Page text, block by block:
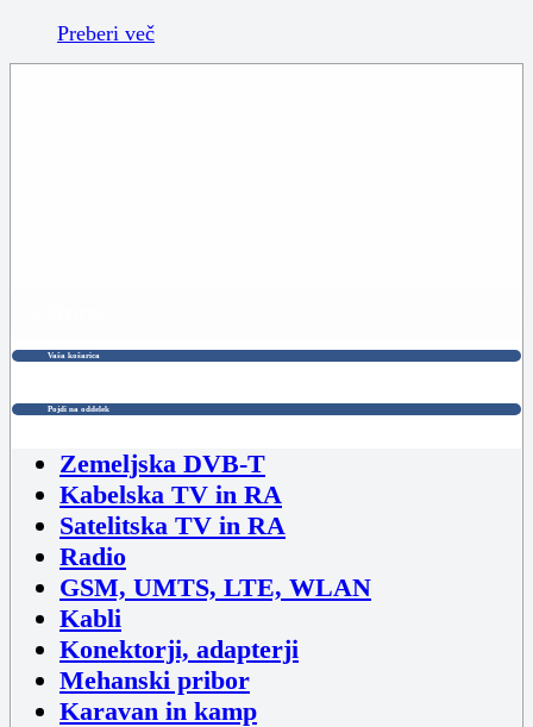
Preberi več
Vaša košarica
Pojdi na oddelek
Zemeljska DVB-T
Kabelska TV in RA
Satelitska TV in RA
Radio
GSM, UMTS, LTE, WLAN
Kabli
Konektorji, adapterji
Mehanski pribor
Karavan in kamp